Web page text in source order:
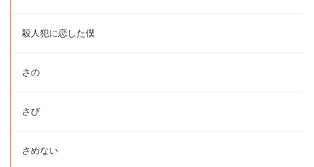
殺人犯に恋した僕
さの
さび
さめない